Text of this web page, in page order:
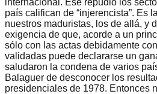
país califican de “injerencista”. Es
nuestros maduristas, los de allá, y
exigencia de que, acorde a un
sólo con las actas debidamente
validadas puede declararse un
saludaron la condena de varios
Balaguer de desconocer los
presidenciales de 1978. Entonces